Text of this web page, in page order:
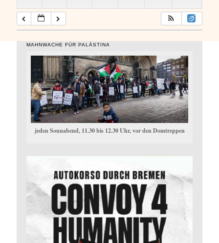
MAHNWACHE FÜR PALÄSTINA
jeden Sonnabend, 11.30 bis 12.30 Uhr, vor den Domtreppen